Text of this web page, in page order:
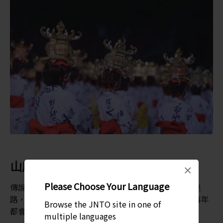
Please Choose Your Language
Browse the JNTO site in one of
multiple languages
×
山鹿燈籠祭的由來
傳說古代有一位日本天皇因在行經山鹿時遭逢濃霧而迷
路，所以鎮民就點燃松枝火把照亮道路。自此，鎮民每年
都會重演這段過程。